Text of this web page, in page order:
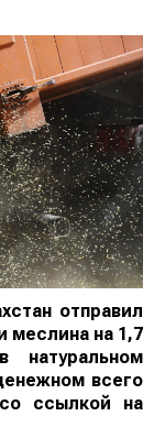
отправил
меслина на 1,7
всего
со ссылкой на